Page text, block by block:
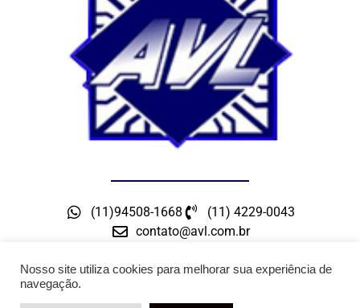
(11)94508-1668
(11) 4229-0043
contato@avl.com.br
do Sul – SP
Nosso site utiliza cookies para melhorar sua experiência de
navegação.